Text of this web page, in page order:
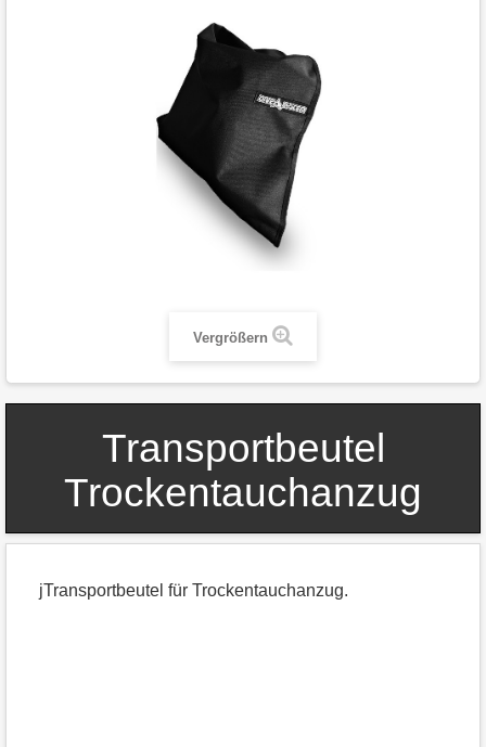
Vergrößern
Transportbeutel
Trockentauchanzug
jTransportbeutel für Trockentauchanzug.